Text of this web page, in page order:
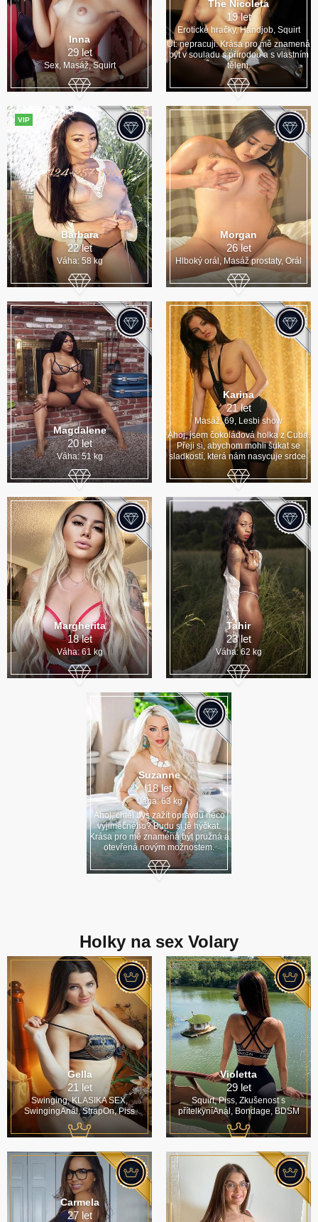
Inna
29 let
Sex, Masáž, Squirt
The Nicoleta
19 let
Erotické hračky, Handjob, Squirt
Út: nepracuji. Krása pro mě znamená
být v souladu s přírodou a s vlastním
tělem.
VIP
Barbara
22 let
Váha: 58 kg
Morgan
26 let
Hlboký orál, Masáž prostaty, Orál
Magdalene
20 let
Váha: 51 kg
Karina
21 let
Masáž, 69, Lesbi show
Ahoj, jsem čokoládová holka z Cuba.
Přeji si, abychom mohli šukat se
sladkostí, která nám nasycuje srdce.
Margherita
18 let
Váha: 61 kg
Tahir
23 let
Váha: 62 kg
Suzanne
18 let
Váha: 63 kg
Ahoj, chtěl bys zažít opravdu něco
výjimečného? Budu si tě hýčkat.
Krása pro mě znamená být pružná a
otevřená novým možnostem.
Holky na sex Volary
Gella
21 let
Swinging, KLASIKA SEX,
SwingingAnál, StrapOn, Piss
Violetta
29 let
Squirt, Piss, Zkušenost s
přítelkyníAnál, Bondage, BDSM
Carmela
27 let